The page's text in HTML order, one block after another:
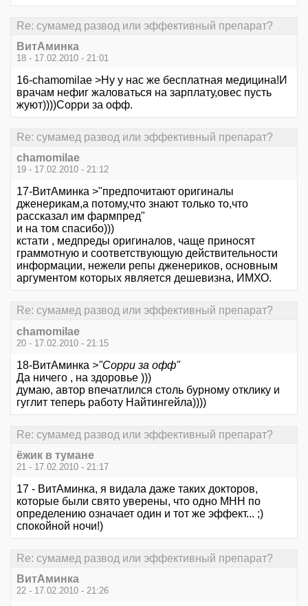
Re: сумамед развод или эффективный препарат?
ВитАминка
18 - 17.02.2010 - 21:01
16-chamomilae >Ну у нас же бесплатная медицина!И
врачам нефиг жаловаться на зарплату,овес пусть
жуют))))Сорри за офф.
Re: сумамед развод или эффективный препарат?
chamomilae
19 - 17.02.2010 - 21:12
17-ВитАминка >"предпочитают оригиналы
дженерикам,а потому,что знают только то,что
рассказал им фармпред"
и на том спасибо)))
кстати , медпреды оригиналов, чаще приносят
граммотную и соответствующую действительности
информации, нежели репы дженериков, основным
аргументом которых является дешевизна, ИМХО.
Re: сумамед развод или эффективный препарат?
chamomilae
20 - 17.02.2010 - 21:15
18-ВитАминка >"Сорри за офф"
Да ничего , на здоровье )))
думаю, автор впечатлился столь бурному отклику и
гуглит теперь работу Найтингейла))))
Re: сумамед развод или эффективный препарат?
ёжик в тумане
21 - 17.02.2010 - 21:17
17 - ВитАминка, я видала даже таких докторов,
которые были свято уверены, что одно МНН по
определению означает один и тот же эффект... ;)
спокойной ночи!)
Re: сумамед развод или эффективный препарат?
ВитАминка
22 - 17.02.2010 - 21:26